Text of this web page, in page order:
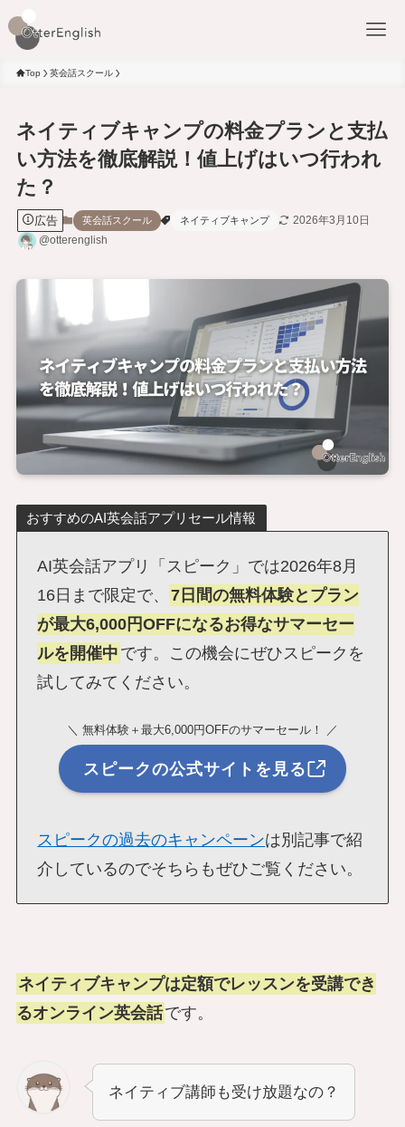
Top 英会話スクール
ネイティブキャンプの料金プランと支払
い方法を徹底解説！値上げはいつ行われ
た？
広告 英会話スクール ネイティブキャンプ
2026年3月10日
@otterenglish
おすすめのAI英会話アプリセール情報
AI英会話アプリ「スピーク」では2026年8月
16日まで限定で、 7日間の無料体験とプラン
が最大6,000円OFFになるお得なサマーセー
ルを開催中 です。この機会にぜひスピークを
試してみてください。
＼ 無料体験＋最大6,000円OFFのサマーセール！ ／
スピークの公式サイトを見る
スピークの過去のキャンペーンは別記事で紹
介しているのでそちらもぜひご覧ください。
ネイティブキャンプは定額でレッスンを受講でき
るオンライン英会話です。
ネイティブ講師も受け放題なの？